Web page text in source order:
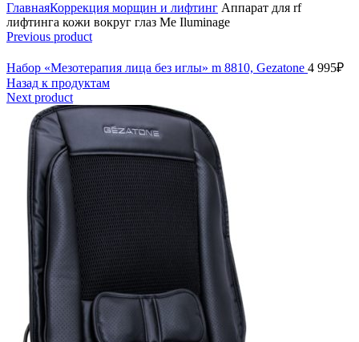
ГлавнаяКоррекция морщин и лифтинг Аппарат для rf
лифтинга кожи вокруг глаз Me Iluminage
Previous product
Набор «Мезотерапия лица без иглы» m 8810, Gezatone 4 995₽
Назад к продуктам
Next product